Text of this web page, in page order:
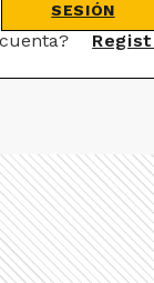
SESIÓN